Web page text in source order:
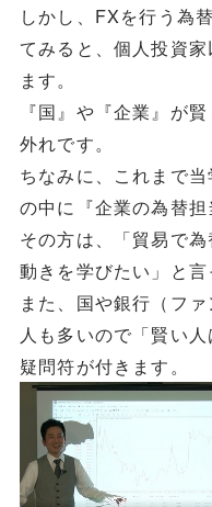
しかし、FXを行う為
てみると、個人投資
ます。
『国』や『企業』が
外れです。
ちなみに、これまで
の中に『企業の為替担
その方は、「貿易で
動きを学びたい」と言
また、国や銀行（フ
人も多いので「賢い
疑問符が付きます。